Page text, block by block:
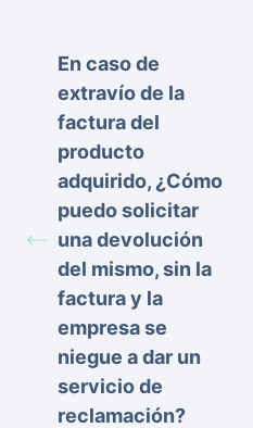
En caso de
extravío de la
factura del
producto
adquirido, ¿Cómo
puedo solicitar
una devolución
del mismo, sin la
factura y la
empresa se
niegue a dar un
servicio de
reclamación?